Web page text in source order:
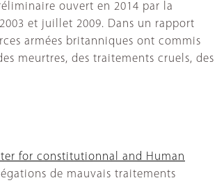
ouvert en 2014 par la
et juillet 2009. Dans un rapport
armées britanniques ont commis
meurtres, des traitements cruels, des
for constitutionnal and Human
de mauvais traitements